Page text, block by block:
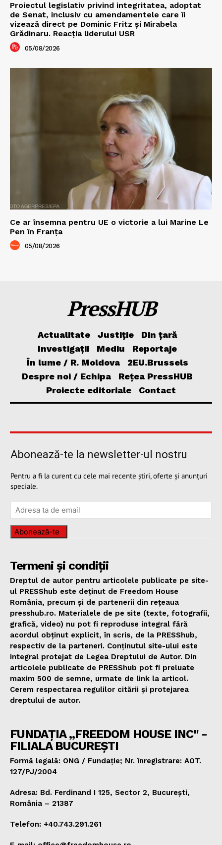
Proiectul legislativ privind integritatea, adoptat
de Senat, inclusiv cu amendamentele care îi
vizează direct pe Dominic Fritz și Mirabela
Grădinaru. Reacția liderului USR
05/08/2026
Ce ar însemna pentru UE o victorie a lui Marine Le
Pen în Franța
05/08/2026
PressHUB
Actualitate Justiție
Din țară
Investigații
Mediu
Reportaje
În lume / R. Moldova
2EU.Brussels
Despre noi / Echipa
Rețea PressHUB
Proiecte editoriale
Contact
Abonează-te la newsletter-ul nostru
Pentru a fi la curent cu cele mai recente știri, oferte și anunțuri
speciale.
Abonează-te
Termeni și condiții
Dreptul de autor pentru articolele publicate pe site-
ul PRESShub este deținut de Freedom House
România, precum și de partenerii din rețeaua
presshub.ro. Materialele de pe site (texte, fotografii,
grafică, video) nu pot fi reproduse integral fără
acordul obținut explicit, în scris, de la PRESShub,
respectiv de la parteneri. Conținutul site-ului este
integral protejat de Legea Dreptului de Autor. Din
articolele publicate de PRESShub pot fi preluate
maxim 500 de semne, urmate de link la articol.
Cerem respectarea regulilor citării și protejarea
dreptului de autor.
FUNDAȚIA „FREEDOM HOUSE INC" -
FILIALA BUCUREȘTI
Formă legală: ONG / Fundație; Nr. înregistrare: AOT.
127/PJ/2004
Adresa: Bd. Ferdinand I 125, Sector 2, București,
România – 21387
Telefon: +40.743.291.261